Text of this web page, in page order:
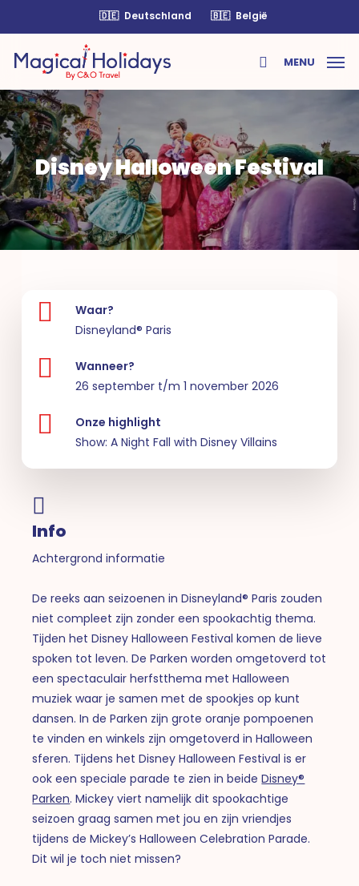
main
content
🇩🇪 Deutschland 🇧🇪 België
search
MENU
Disney Halloween Festival
Waar?
Disneyland® Paris
Wanneer?
26 september t/m 1 november 2026
Onze highlight
Show: A Night Fall with Disney Villains
Info
Achtergrond informatie
De reeks aan seizoenen in Disneyland® Paris zouden
niet compleet zijn zonder een spookachtig thema.
Tijden het Disney Halloween Festival komen de lieve
spoken tot leven. De Parken worden omgetoverd tot
een spectaculair herfstthema met Halloween
muziek waar je samen met de spookjes op kunt
dansen. In de Parken zijn grote oranje pompoenen
te vinden en winkels zijn omgetoverd in Halloween
sferen. Tijdens het Disney Halloween Festival is er
ook een speciale parade te zien in beideDisney®
Parken. Mickey viert namelijk dit spookachtige
seizoen graag samen met jou en zijn vriendjes
tijdens de Mickey’s Halloween Celebration Parade.
Dit wil je toch niet missen?